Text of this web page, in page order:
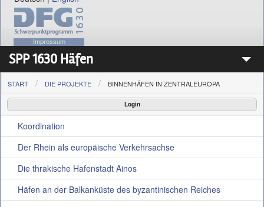
Impressum
SPP 1630 Häfen
Das Schwerpunktprogramm 1630
Die Projekte
Aktuelles
Konferenz
Interner Bereich
START DIE PROJEKTE BINNENHÄFEN IN ZENTRALEUROPA
Login
Koordination
Der Rhein als europäische Verkehrsachse
Die thrakische Hafenstadt Ainos
Häfen an der Balkanküste des byzantinischen Reiches